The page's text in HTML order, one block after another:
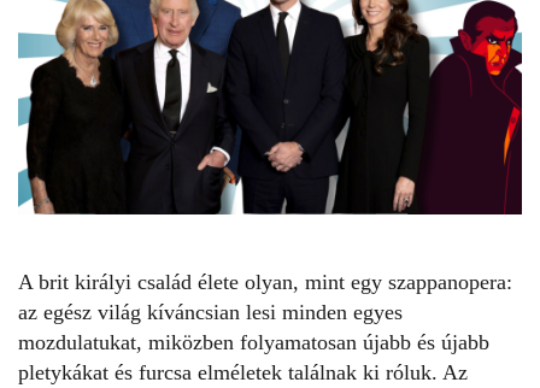
A brit királyi család élete olyan, mint egy szappanopera:
az egész világ kíváncsian lesi minden egyes
mozdulatukat, miközben folyamatosan újabb és újabb
pletykákat és furcsa elméletek találnak ki róluk. Az